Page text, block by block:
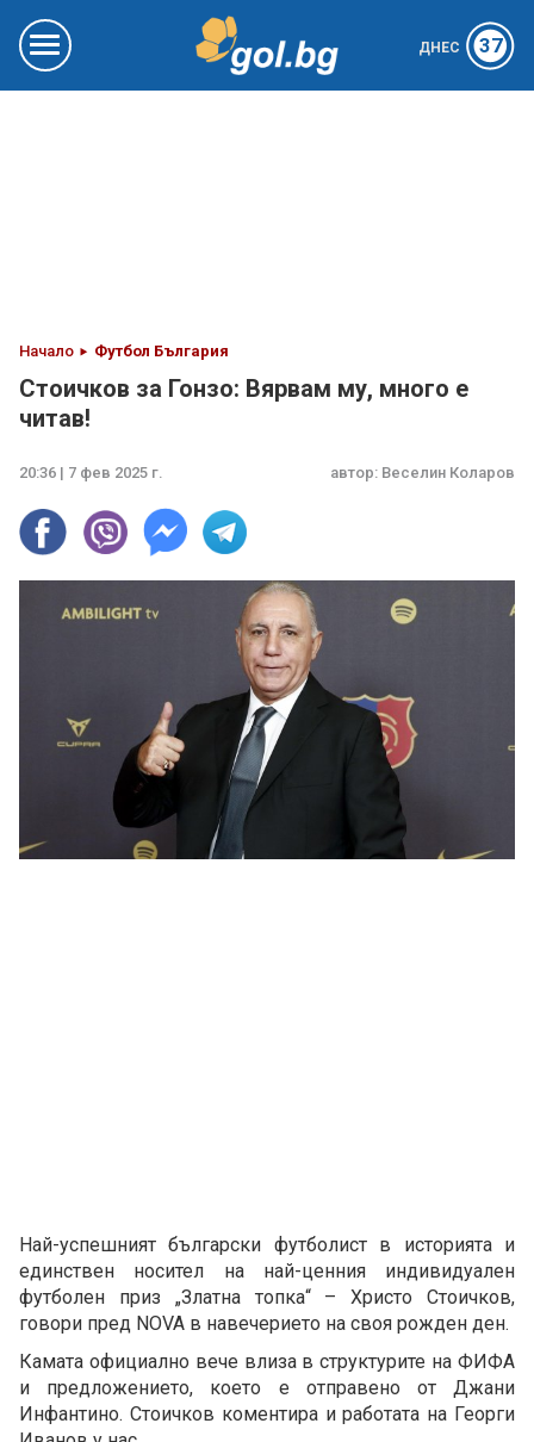
ДНЕС 37
Начало Футбол България
Стоичков за Гонзо: Вярвам му, много е
читав!
20:36 | 7 фев 2025 г. автор: Веселин Коларов
Най-успешният български футболист в историята и
единствен носител на най-ценния индивидуален
футболен приз „Златна топка“ – Христо Стоичков,
говори пред NOVA в навечерието на своя рожден ден.
Камата официално вече влиза в структурите на ФИФА
и предложението, което е отправено от Джани
Инфантино. Стоичков коментира и работата на Георги